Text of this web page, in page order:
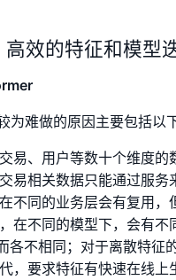
高效的特征和模型
难做的原因主要包括以
易、用户等数十个维度
易相关数据只能通过服务
不同的业务层会有复用，
在不同的模型下，会有
各不相同；对于离散特征
，要求特征有快速在线